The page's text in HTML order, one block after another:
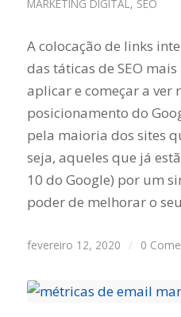
MARKETING DIGITAL , SEO
A colocação de links
das táticas de SEO
aplicar e começar a ver
posicionamento do
pela maioria dos sites
seja, aqueles que já
10 do Google) por um
poder de melhorar o
fevereiro 12, 2020 / 0